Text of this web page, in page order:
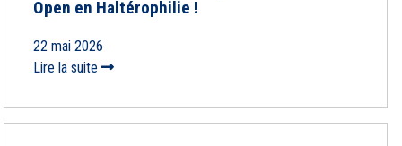
Open en Haltérophilie !
22 mai 2026
Lire la suite